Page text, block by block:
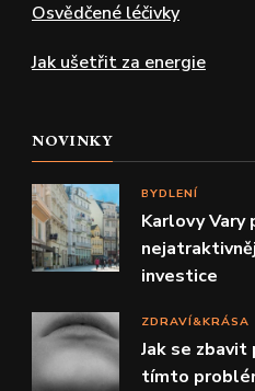
Osvědčené léčivky
Jak ušetřit za energie
NOVINKY
BYDLENÍ
Karlovy Vary
investice
ZDRAVÍ&KRÁSA
Jak se zbavit
tímto